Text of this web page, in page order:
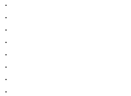
.
.
.
.
.
.
.
.